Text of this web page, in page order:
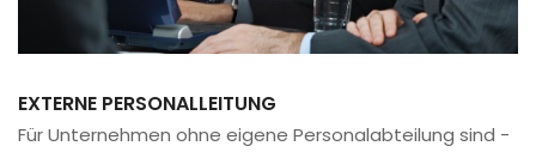
EXTERNE PERSONALLEITUNG
Für Unternehmen ohne eigene Personalabteilung sind -